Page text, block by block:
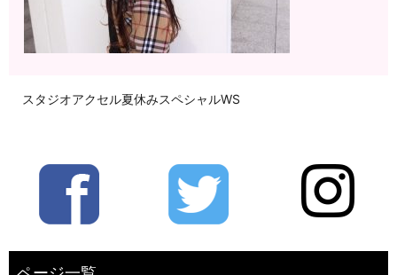
スタジオアクセル夏休みスペシャルWS